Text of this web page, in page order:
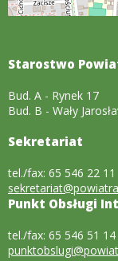
Starostwo
Bud. A - Rynek 17
Bud. B - Wały
Sekretariat
tel./fax: 65 546 22 11
Punkt Obsługi
tel./fax: 65 546 51 14